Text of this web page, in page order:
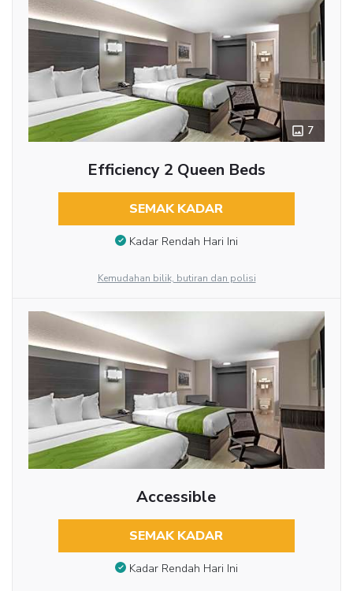
7
Efficiency 2 Queen Beds
SEMAK KADAR
Kadar Rendah Hari Ini
Kemudahan bilik, butiran dan polisi
Accessible
SEMAK KADAR
Kadar Rendah Hari Ini